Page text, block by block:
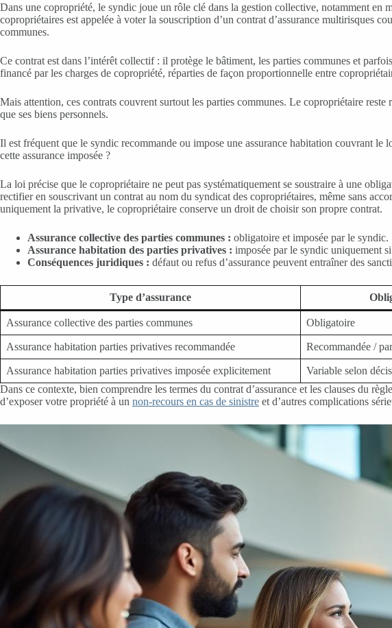
Dans une copropriété, le syndic joue un rôle clé dans la gestion collective, notamment en
copropriétaires est appelée à voter la souscription d’un contrat d’assurance multirisques
communes.
Ce contrat est dans l’intérêt collectif : il protège le bâtiment, les parties communes et
financé par les charges de copropriété, réparties de façon proportionnelle entre
Mais attention, ces contrats couvrent surtout les parties communes. Le copropriétaire
que ses biens personnels.
Il est fréquent que le syndic recommande ou impose une assurance habitation couvrant
cette assurance imposée ?
La loi précise que le copropriétaire ne peut pas systématiquement se soustraire à une
rectifier en souscrivant un contrat au nom du syndicat des copropriétaires, même sans
uniquement la privative, le copropriétaire conserve un droit de choisir son propre contrat.
Assurance collective des parties communes : obligatoire et imposée par le syndic.
Assurance habitation des parties privatives : imposée par le syndic uniquement
Conséquences juridiques : défaut ou refus d’assurance peuvent entraîner des
Type d’assurance
Assurance collective des parties communes Obligatoire
Assurance habitation parties privatives recommandée Recommandée /
Assurance habitation parties privatives imposée explicitement Variable selon
Dans ce contexte, bien comprendre les termes du contrat d’assurance et les clauses du
d’exposer votre propriété à un non-recours en cas de sinistre et d’autres complications